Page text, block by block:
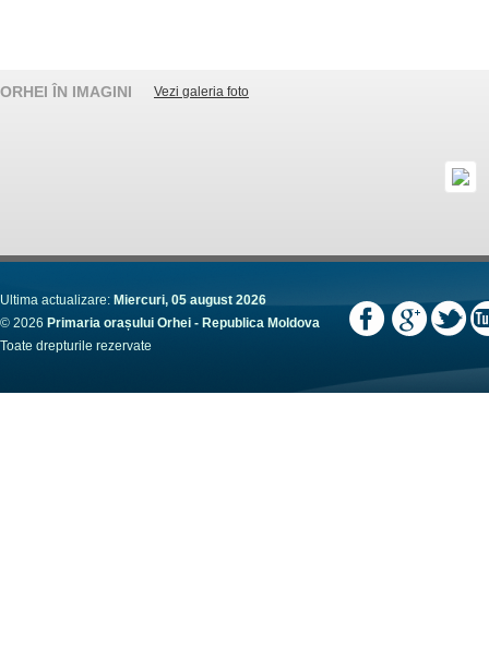
ORHEI ÎN IMAGINI Vezi galeria foto
Ultima actualizare: Miercuri, 05 august 2026
© 2026 Primaria orașului Orhei - Republica Moldova
Toate drepturile rezervate